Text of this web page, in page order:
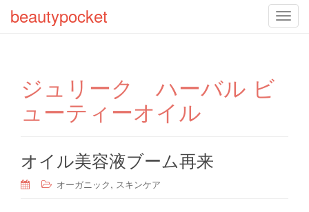
T
beautypocket
ジュリーク ハーバル ビ
ューティーオイル
オイル美容液ブーム再来
オーガニック, スキンケア